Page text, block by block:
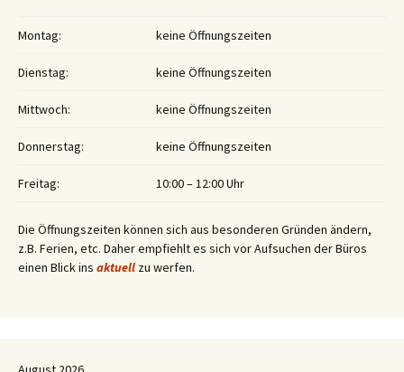
Montag: keine Öffnungszeiten
Dienstag: keine Öffnungszeiten
Mittwoch: keine Öffnungszeiten
Donnerstag: keine Öffnungszeiten
Freitag: 10:00 – 12:00 Uhr
Die Öffnungszeiten können sich aus besonderen Gründen ändern,
z.B. Ferien, etc. Daher empfiehlt es sich vor Aufsuchen der Büros
einen Blick ins aktuell zu werfen.